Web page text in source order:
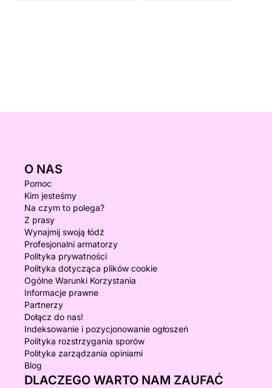
O NAS
Pomoc
Kim jesteśmy
Na czym to polega?
Z prasy
Wynajmij swoją łódź
Profesjonalni armatorzy
Polityka prywatności
Polityka dotycząca plików cookie
Ogólne Warunki Korzystania
Informacje prawne
Partnerzy
Dołącz do nas!
Indeksowanie i pozycjonowanie ogłoszeń
Polityka rozstrzygania sporów
Polityka zarządzania opiniami
Blog
DLACZEGO WARTO NAM ZAUFAĆ